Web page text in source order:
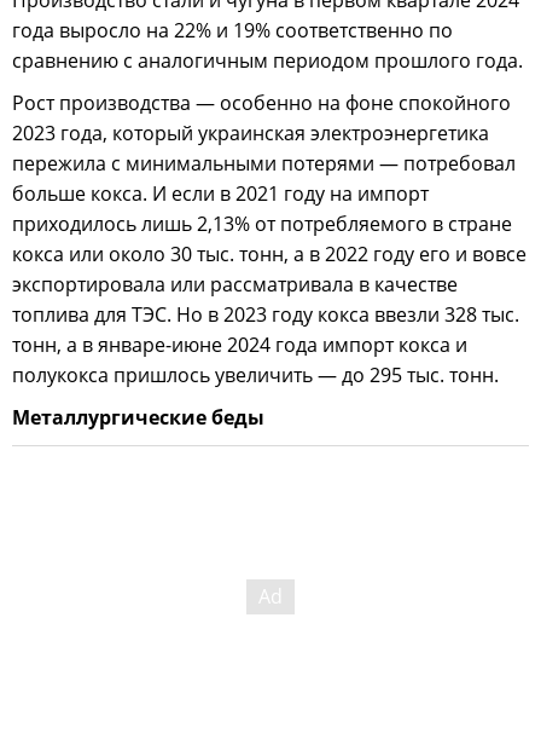
года выросло на 22% и 19% соответственно по
сравнению с аналогичным периодом прошлого года.
Рост производства — особенно на фоне спокойного
2023 года, который украинская электроэнергетика
пережила с минимальными потерями — потребовал
больше кокса. И если в 2021 году на импорт
приходилось лишь 2,13% от потребляемого в стране
кокса или около 30 тыс. тонн, а в 2022 году его и вовсе
экспортировала или рассматривала в качестве
топлива для ТЭС. Но в 2023 году кокса ввезли 328 тыс.
тонн, а в январе-июне 2024 года импорт кокса и
полукокса пришлось увеличить — до 295 тыс. тонн.
Металлургические беды